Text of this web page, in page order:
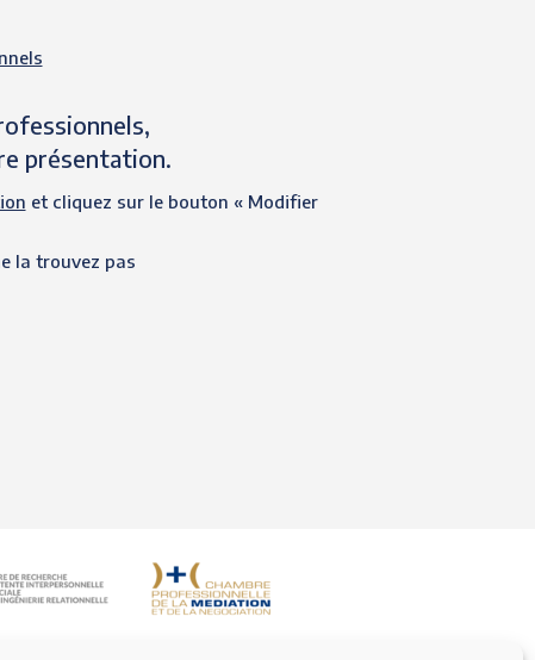
présentation.
et cliquez sur le bouton « Modifier
la trouvez pas